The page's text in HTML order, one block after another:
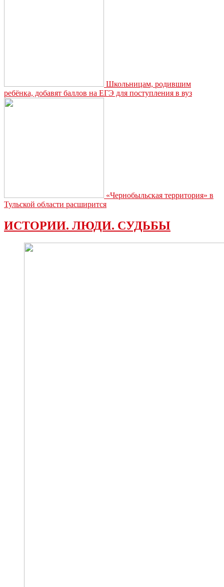
Школьницам, родившим
ребёнка, добавят баллов на ЕГЭ для поступления в вуз
«Чернобыльская территория» в
Тульской области расширится
ИСТОРИИ. ЛЮДИ. СУДЬБЫ